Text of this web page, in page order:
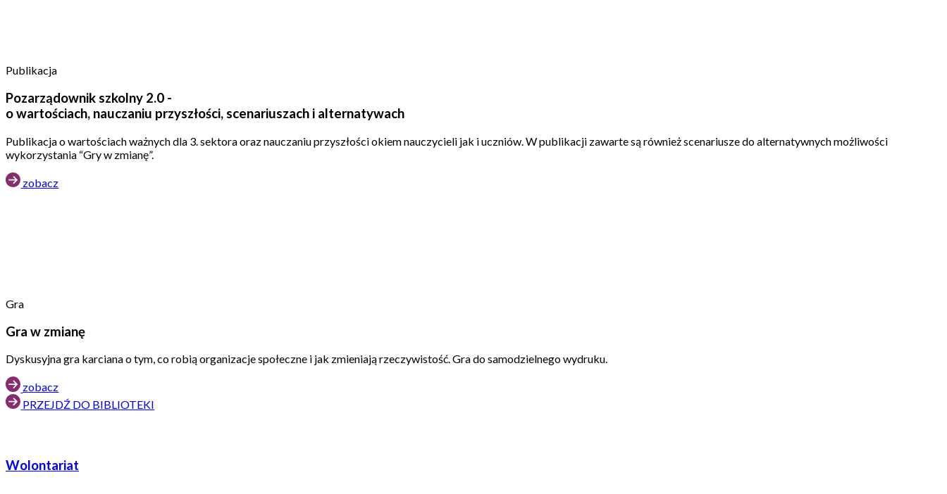
Publikacja
Pozarządownik szkolny 2.0 -
o wartościach, nauczaniu przyszłości, scenariuszach i alternatywach
Publikacja o wartościach ważnych dla 3. sektora oraz nauczaniu przyszłości okiem nauczycieli jak i uczniów. W publikacji zawarte są również scenariusze do alternatywnych możliwości
wykorzystania “Gry w zmianę”.
zobacz
Gra
Gra w zmianę
Dyskusyjna gra karciana o tym, co robią organizacje społeczne i jak zmieniają rzeczywistość. Gra do samodzielnego wydruku.
zobacz
PRZEJDŹ DO BIBLIOTEKI
Wolontariat